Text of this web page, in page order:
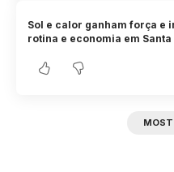
Sol e calor ganham força e
rotina e economia em